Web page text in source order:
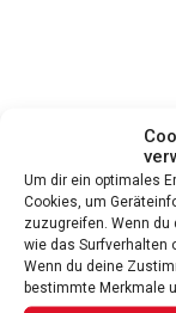
Um dir ein optimales
Cookies, um
zuzugreifen. Wenn
wie das Surfverhalten
Wenn du deine
bestimmte Merkmale